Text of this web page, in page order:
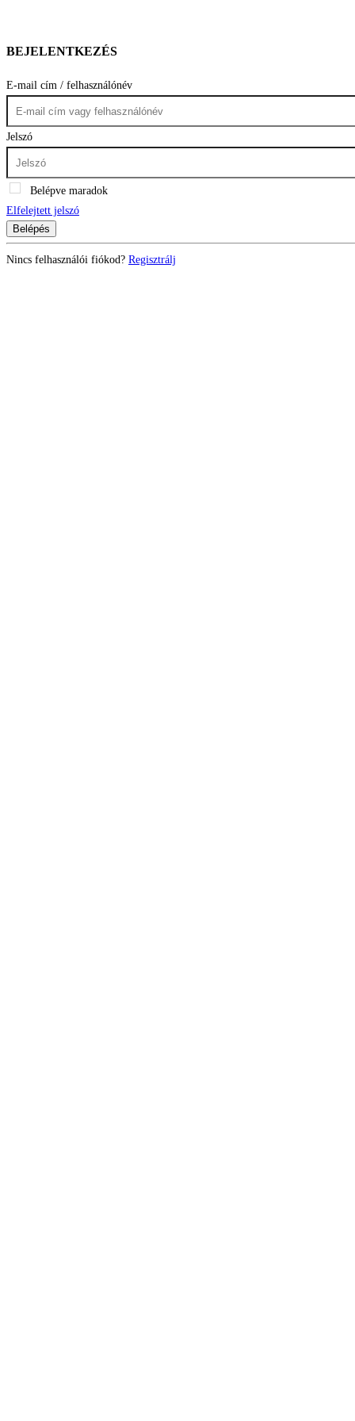
BEJELENTKEZÉS
E-mail cím / felhasználónév
Jelszó
Belépve maradok
Elfelejtett jelszó
Belépés
Nincs felhasználói fiókod? Regisztrálj